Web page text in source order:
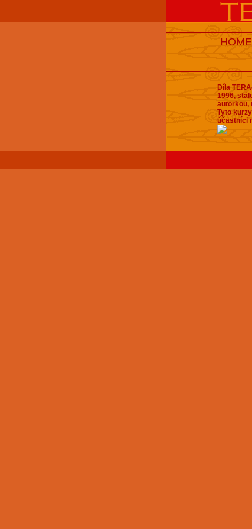
HOME
Díla
1996,
autorkou,
Tyto
účastníci